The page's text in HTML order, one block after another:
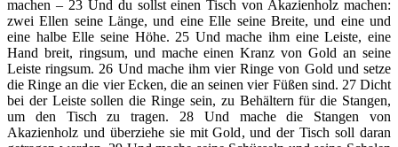
machen – 23 Und du sollst einen Tisch von Akazienholz machen:
zwei Ellen seine Länge, und eine Elle seine Breite, und eine und
eine halbe Elle seine Höhe. 25 Und mache ihm eine Leiste, eine
Hand breit, ringsum, und mache einen Kranz von Gold an seine
Leiste ringsum. 26 Und mache ihm vier Ringe von Gold und setze
die Ringe an die vier Ecken, die an seinen vier Füßen sind. 27 Dicht
bei der Leiste sollen die Ringe sein, zu Behältern für die Stangen,
um den Tisch zu tragen. 28 Und mache die Stangen von
Akazienholz und überziehe sie mit Gold, und der Tisch soll daran